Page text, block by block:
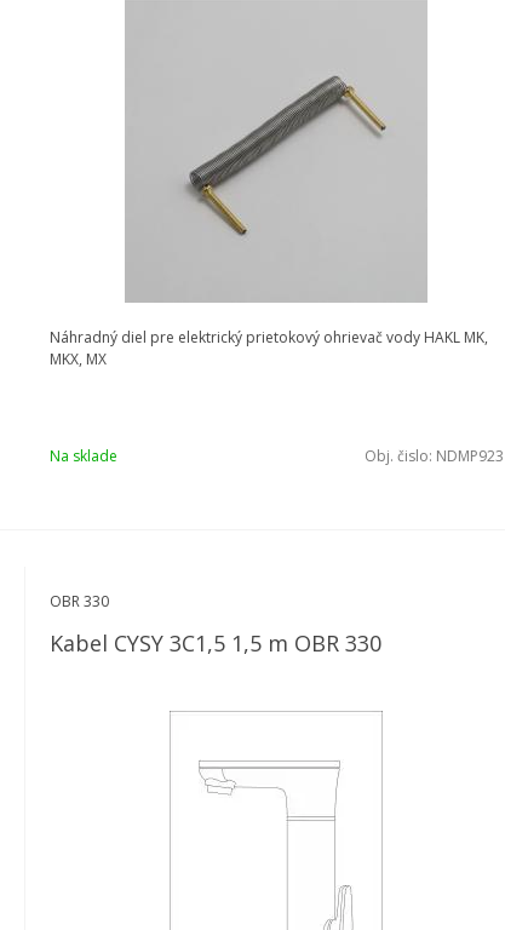
Náhradný diel pre elektrický prietokový ohrievač vody HAKL MK,
MKX, MX
Na sklade Obj. čislo: NDMP923
OBR 330
Kabel CYSY 3C1,5 1,5 m OBR 330